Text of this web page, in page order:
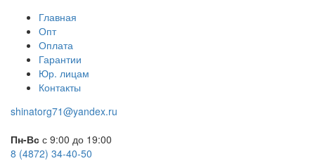
Главная
Опт
Оплата
Гарантии
Юр. лицам
Контакты
shinatorg71@yandex.ru
Пн-Вс с 9:00 до 19:00
8 (4872) 34-40-50